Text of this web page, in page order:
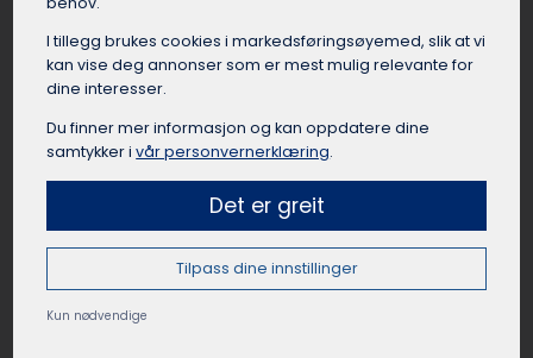
Leie buss til lag og foreninger Lærdal
Idrettslag, foreninger, klubber og organisasjoner
i Lærdal har mange anledninger til å leie buss.
skal til kamper, cuper, samlinger, events, turer
eller andre aktiviteter. Å reise sammen fra
Lærdal som lag eller forening skaper samhold
og lagånd, samtidig som det er en praktisk og
Busselskapet i Lærdal kan hjelpe med å finne
I tillegg brukes cookies i markedsførings­øyemed, slik at vi
kan vise deg annonser som er mest mulig relevante for
dine interesser.
Du finner mer informasjon og kan oppdatere dine
samtykker ivår personvernerklæring.
Det er greit
Tilpass dine innstillinger
Kun nødvendige